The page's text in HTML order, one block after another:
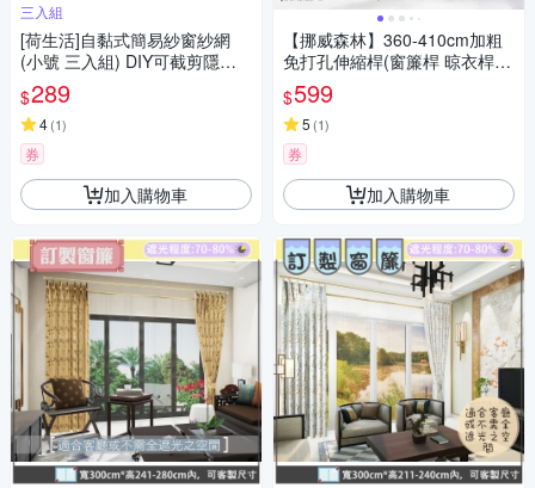
三入組
[荷生活]自黏式簡易紗窗紗網
(小號 三入組) DIY可截剪隱形
紗窗 附魔術貼
$289
4(1)
券
加入購物車
【挪威森林】360-410cm加粗
免打孔伸縮桿(窗簾桿 晾衣桿
曬衣桿 浴簾桿 門簾桿 掛衣架)
$599
5 (1)
券
加入購物車